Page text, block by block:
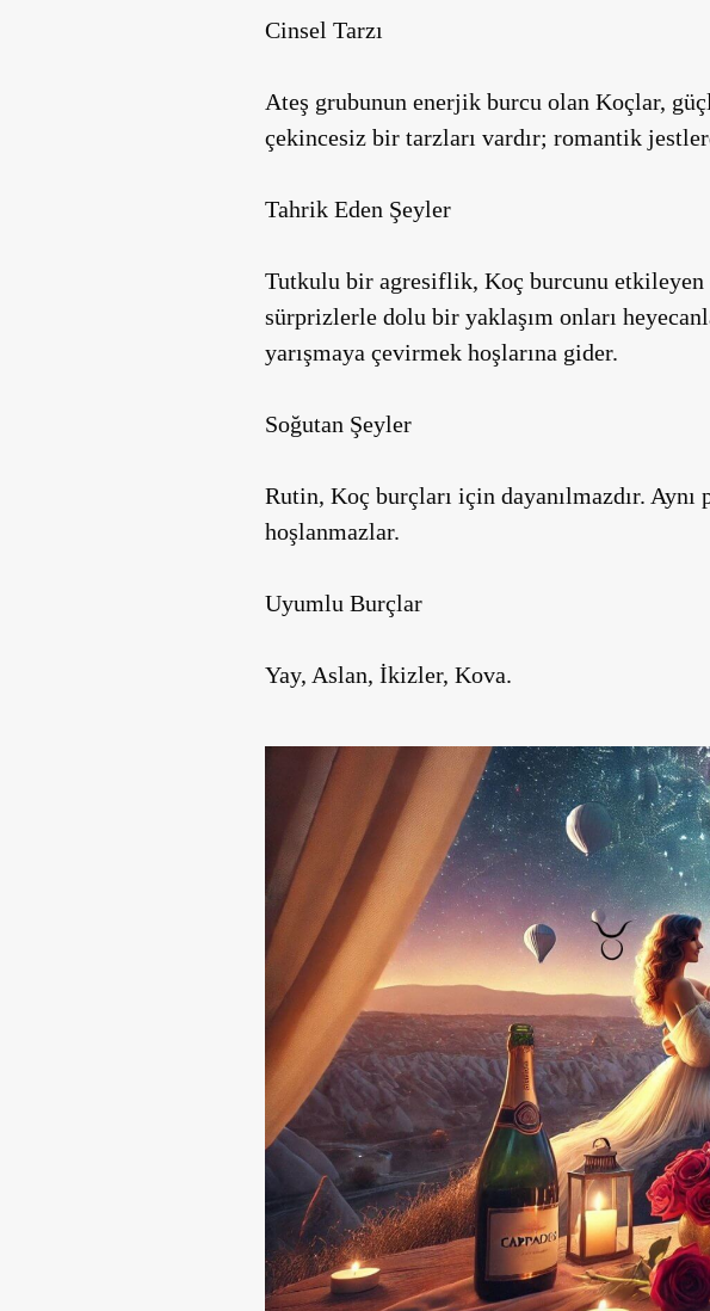
Cinsel Tarzı
Ateş grubunun enerjik burcu olan Koçlar,
çekincesiz bir tarzları vardır; romantik
Tahrik Eden Şeyler
Tutkulu bir agresiflik, Koç burcunu etkileyen
sürprizlerle dolu bir yaklaşım onları
yarışmaya çevirmek hoşlarına gider.
Soğutan Şeyler
Rutin, Koç burçları için dayanılmazdır.
hoşlanmazlar.
Uyumlu Burçlar
Yay, Aslan, İkizler, Kova.